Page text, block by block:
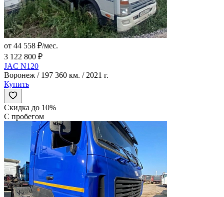
от 44 558 ₽/мес.
3 122 800 ₽
JAC N120
Воронеж / 197 360 км. / 2021 г.
Купить
Скидка до 10%
С пробегом